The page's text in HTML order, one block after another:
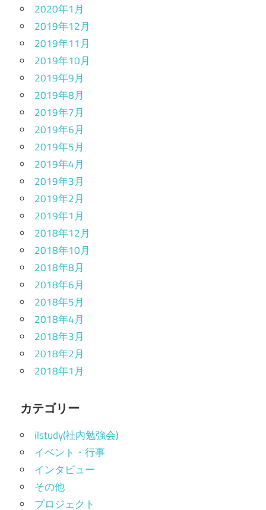
2020年1月
2019年12月
2019年11月
2019年10月
2019年9月
2019年8月
2019年7月
2019年6月
2019年5月
2019年4月
2019年3月
2019年2月
2019年1月
2018年12月
2018年10月
2018年8月
2018年6月
2018年5月
2018年4月
2018年3月
2018年2月
2018年1月
カテゴリー
ilstudy(社内勉強会)
イベント・行事
インタビュー
その他
プロジェクト